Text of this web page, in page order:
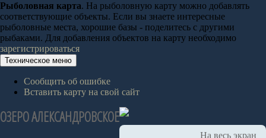
Рыболовная карта. На рыболовную карту можно добавлять
соответствующие объекты. Если вы знаете интересные
рыболовные места, хорошие базы - поделитесь с другими
рыбаками. Для добавления объектов на карту необходимо
зарегистрироваться
Техническое меню
Сообщить об ошибке
Вставить карту на свой сайт
ОЗЕРО АЛЕКСАНДРОВСКОЕ
На весь экран